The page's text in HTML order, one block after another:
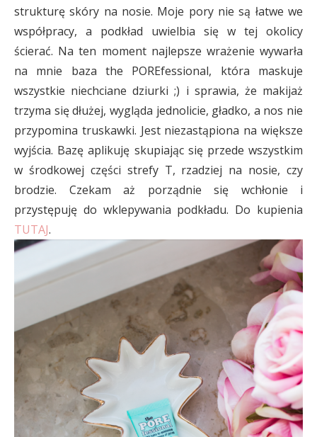
strukturę skóry na nosie. Moje pory nie są łatwe we
współpracy, a podkład uwielbia się w tej okolicy
ścierać. Na ten moment najlepsze wrażenie wywarła
na mnie baza the POREfessional, która maskuje
wszystkie niechciane dziurki ;) i sprawia, że makijaż
trzyma się dłużej, wygląda jednolicie, gładko, a nos nie
przypomina truskawki. Jest niezastąpiona na większe
wyjścia. Bazę aplikuję skupiając się przede wszystkim
w środkowej części strefy T, rzadziej na nosie, czy
brodzie. Czekam aż porządnie się wchłonie i
przystępuję do wklepywania podkładu. Do kupienia
TUTAJ.